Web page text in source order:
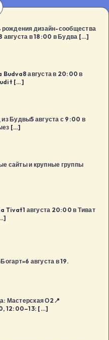
дизайн-сообщества
в 18:00 в Будва […]
августа в 20:00 в
[…]
Будвы5 августа с 9:00 в
[…]
сайты и крупные группы
Tivat1 августа 20:00 в Тиват
августа в 19.
Мастерская О2📍
12:00–13: […]